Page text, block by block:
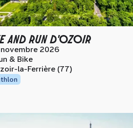
AND RUN D'OZOIR
2026
& Bike
la-Ferrière (77)